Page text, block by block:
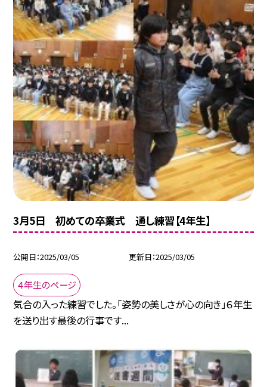
3月5日 初めての卒業式 通し練習【4年生】
公開日 2025/03/05 更新日 2025/03/05
４年生のページ
気合の入った練習でした。「姿勢の美しさが心の向き」６年生
を送り出す最後の行事です...